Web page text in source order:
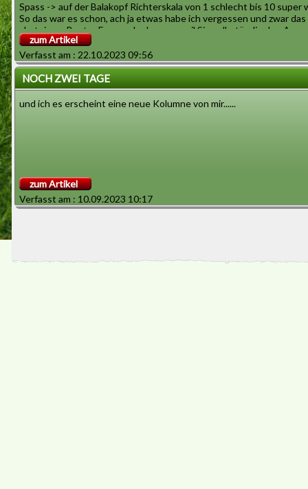
Spass -> auf der Balakopf Richterskala von 1 schlecht bis 10 super
So das war es schon, ach ja etwas habe ich vergessen und zwar
absteigen. Bester Fan war Lady agag weil Sie selbständig den
gefunden hat.
Eurer Bala
zum Artikel
Verfasst am : 22.10.2023 09:56
NOCH ZWEI TAGE
und ich es erscheint eine neue Kolumne von mir......
zum Artikel
Verfasst am : 10.09.2023 10:17